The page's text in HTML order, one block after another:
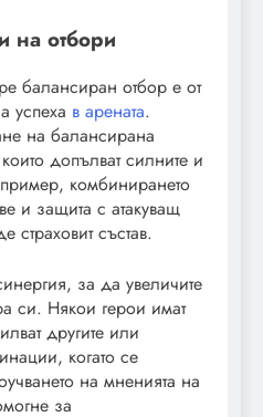
на отбори
балансиран отбор е от
успеха в арената.
на балансирана
допълват силните и
комбинирането
и защита с атакуващ
състав.
за да увеличите
си. Някои герои имат
другите или
когато се
на мненията на
за